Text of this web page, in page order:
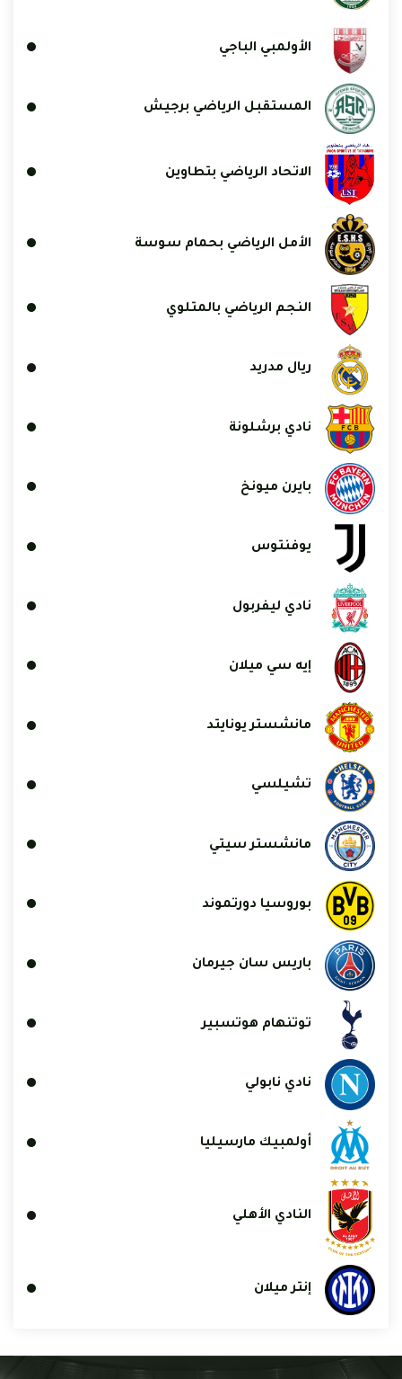
الأولمبي الباجي
المستقبل الرياضي برجيش
الاتحاد الرياضي بتطاوين
الأمل الرياضي بحمام سوسة
النجم الرياضي بالمتلوي
ريال مدريد
نادي برشلونة
بايرن ميونخ
يوفنتوس
نادي ليفربول
إيه سي ميلان
مانشستر يونايتد
تشيلسي
مانشستر سيتي
بوروسيا دورتموند
باريس سان جيرمان
توتنهام هوتسبير
نادي نابولي
أولمبيك مارسيليا
النادي الأهلي
إنتر ميلان